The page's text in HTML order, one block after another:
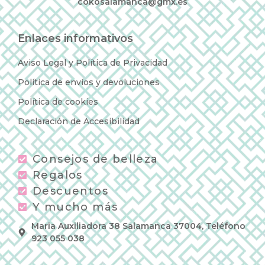
Enlaces informativos
Aviso Legal y Política de Privacidad
Política de envíos y devoluciones
Política de cookies
Declaración de Accesibilidad
Consejos de belleza
Regalos
Descuentos
Y mucho más
Maria Auxiliadora 38 Salamanca 37004, Teléfono
923 055 038